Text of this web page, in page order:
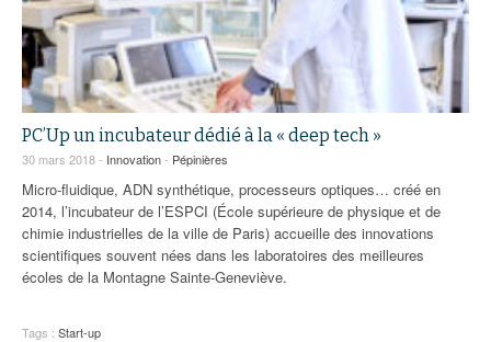
PC’Up un incubateur dédié à la « deep tech »
30 mars 2018 - Innovation- Pépinières
Micro-fluidique, ADN synthétique, processeurs optiques… créé en
2014, l’incubateur de l’ESPCI (École supérieure de physique et de
chimie industrielles de la ville de Paris) accueille des innovations
scientifiques souvent nées dans les laboratoires des meilleures
écoles de la Montagne Sainte-Geneviève.
Tags : Start-up